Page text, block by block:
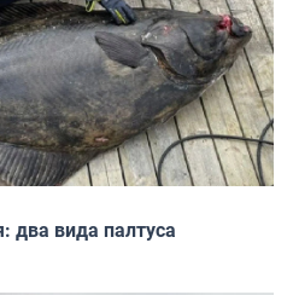
два вида палтуса